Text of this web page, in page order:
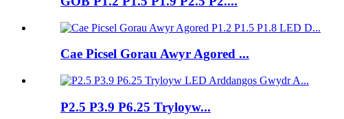
Cae Picsel Gorau Awyr Agored ...
P2.5 P3.9 P6.25 Tryloyw...